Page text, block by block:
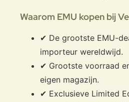
Waarom EMU kopen bij
✔ De grootste EMU-
importeur wereldwijd.
✔ Grootste voorraad
eigen magazijn.
✔ Exclusieve Limited